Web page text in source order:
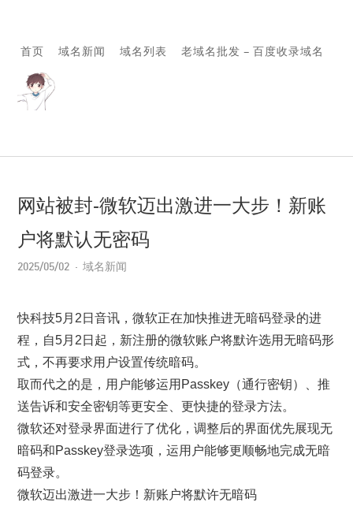
首页 域名新闻 域名列表 老域名批发 – 百度收录域名
网站被封-微软迈出激进一大步！新账
户将默认无密码
2025/05/02 域名新闻
快科技5月2日音讯，微软正在加快推进无暗码登录的进
程，自5月2日起，新注册的微软账户将默许选用无暗码形
式，不再要求用户设置传统暗码。
取而代之的是，用户能够运用Passkey（通行密钥）、推
送告诉和安全密钥等更安全、更快捷的登录方法。
微软还对登录界面进行了优化，调整后的界面优先展现无
暗码和Passkey登录选项，运用户能够更顺畅地完成无暗
码登录。
微软迈出激进一大步！新账户将默许无暗码